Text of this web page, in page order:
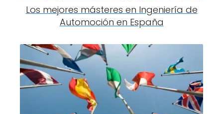
Los mejores másteres en Ingeniería de
Automoción en España